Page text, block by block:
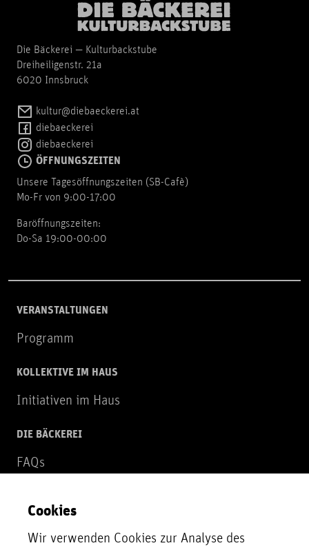
Die Bäckerei — Kulturbackstube
Dreiheiligenstr. 21a
6020 Innsbruck
kultur@diebaeckerei.at
diebaeckerei
diebaeckerei
ÖFFNUNGSZEITEN
Unsere Tagesöffnungszeiten (SB-Cafè)
Mo-Fr von 9:00-17:00
Baröffnungszeiten:
Do-Sa 19:00-00:00
VERANSTALTUNGEN
Programm
KOLLEKTIVE IM HAUS
Initiativen im Haus
DIE BÄCKEREI
FAQs
NEWSLETTER
Zur Newsletter Anmeldung
Cookies
Wir verwenden Cookies zur Analyse des